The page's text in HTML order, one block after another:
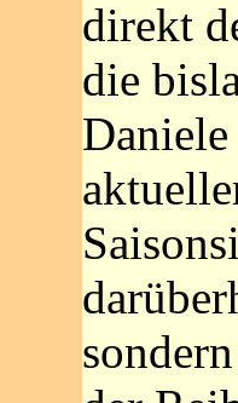
direkt
die